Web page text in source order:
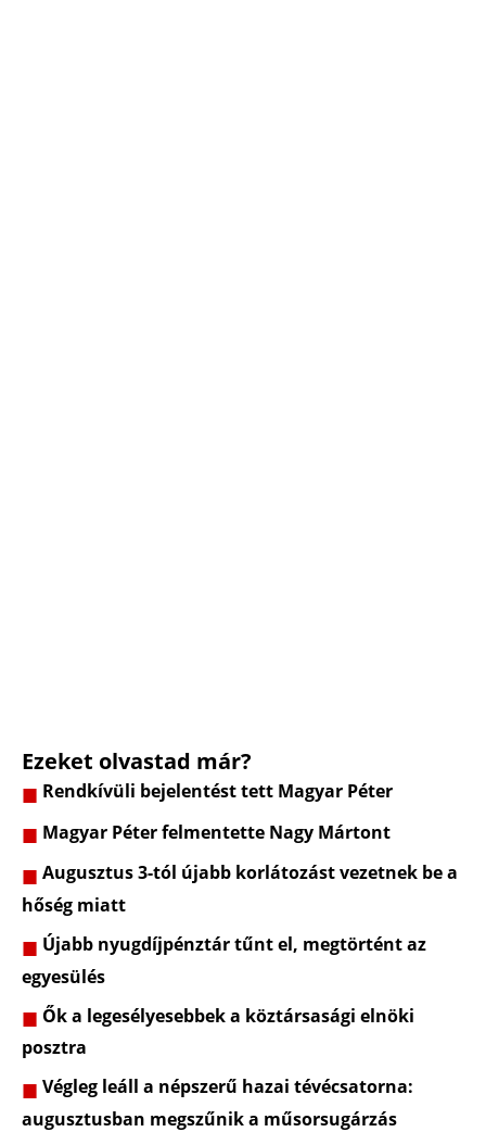
Ezeket olvastad már?
Rendkívüli bejelentést tett Magyar Péter
Magyar Péter felmentette Nagy Mártont
Augusztus 3-tól újabb korlátozást vezetnek be a
hőség miatt
Újabb nyugdíjpénztár tűnt el, megtörtént az
egyesülés
Ők a legesélyesebbek a köztársasági elnöki
posztra
Végleg leáll a népszerű hazai tévécsatorna:
augusztusban megszűnik a műsorsugárzás